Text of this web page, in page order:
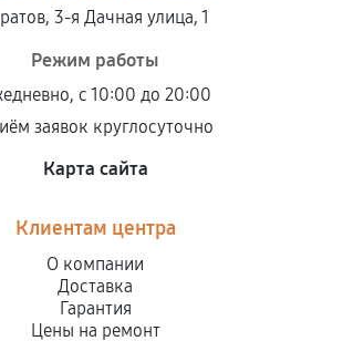
3-я Дачная улица, 1
Режим работы
с 10:00 до 20:00
заявок круглосуточно
Карта сайта
Клиентам центра
О компании
Доставка
Гарантия
Цены на ремонт